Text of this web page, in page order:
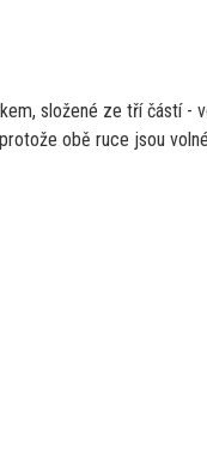
složené ze tří částí -
obě ruce jsou